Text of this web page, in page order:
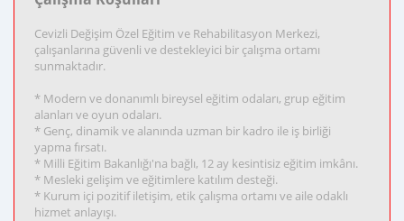
Cevizli Değişim Özel Eğitim ve Rehabilitasyon Merkezi,
çalışanlarına güvenli ve destekleyici bir çalışma ortamı
sunmaktadır.
* Modern ve donanımlı bireysel eğitim odaları, grup eğitim
alanları ve oyun odaları.
* Genç, dinamik ve alanında uzman bir kadro ile iş birliği
yapma fırsatı.
* Milli Eğitim Bakanlığı'na bağlı, 12 ay kesintisiz eğitim imkânı.
* Mesleki gelişim ve eğitimlere katılım desteği.
* Kurum içi pozitif iletişim, etik çalışma ortamı ve aile odaklı
hizmet anlayışı.